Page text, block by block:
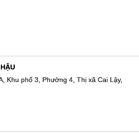
Khu phố 3, Phường 4, Thị xã Cai Lậy,